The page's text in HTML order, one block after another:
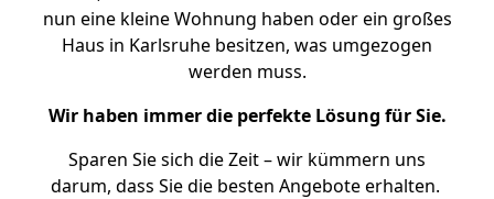
nun eine kleine Wohnung haben oder ein großes
Haus in Karlsruhe besitzen, was umgezogen
werden muss.
Wir haben immer die perfekte Lösung für Sie.
Sparen Sie sich die Zeit – wir kümmern uns
darum, dass Sie die besten Angebote erhalten.